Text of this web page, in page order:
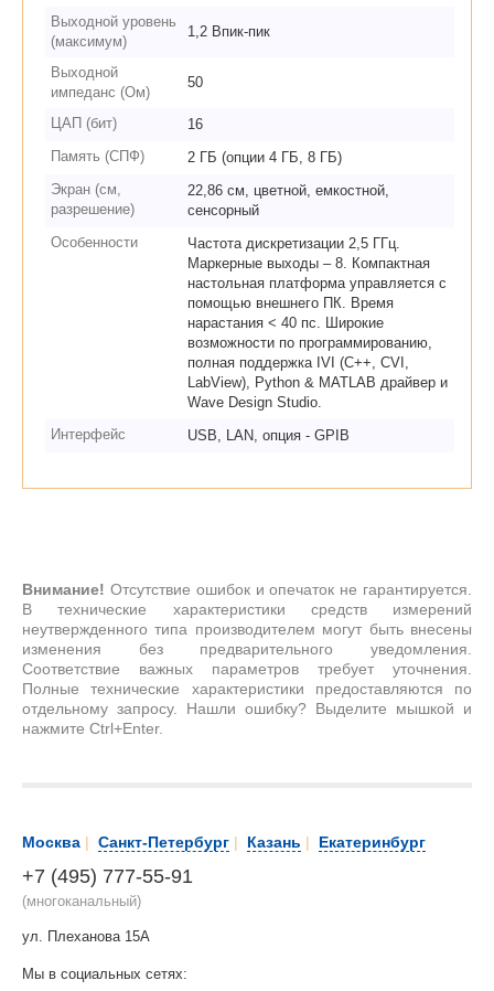
Выходной уровень
(максимум)
1,2 Впик-пик
Выходной
импеданс (Ом)
50
ЦАП (бит)
16
Память (СПФ)
2 ГБ (опции 4 ГБ, 8 ГБ)
Экран (см,
разрешение)
22,86 см, цветной, емкостной,
сенсорный
Особенности
Частота дискретизации 2,5 ГГц.
Маркерные выходы – 8. Компактная
настольная платформа управляется с
помощью внешнего ПК. Время
нарастания < 40 пс. Широкие
возможности по программированию,
полная поддержка IVI (C++, CVI,
LabView), Python & MATLAB драйвер и
Wave Design Studio.
Интерфейс
USB, LAN, опция - GPIB
Внимание! Отсутствие ошибок и опечаток не гарантируется.
В технические характеристики средств измерений
неутвержденного типа производителем могут быть внесены
изменения без предварительного уведомления.
Соответствие важных параметров требует уточнения.
Полные технические характеристики предоставляются по
отдельному запросу. Нашли ошибку? Выделите мышкой и
нажмите Ctrl+Enter.
Москва | Санкт-Петербург | Казань | Екатеринбург
+7 (495) 777-55-91
(многоканальный)
ул. Плеханова 15А
Мы в социальных сетях: